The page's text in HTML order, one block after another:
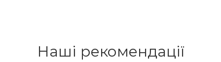
Наші рекомендації